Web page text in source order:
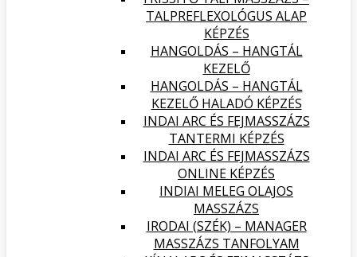
TALPREFLEXOLÓGUS ALAP
KÉPZÉS
HANGOLDÁS – HANGTÁL
KEZELŐ
HANGOLDÁS – HANGTÁL
KEZELŐ HALADÓ KÉPZÉS
INDAI ARC ÉS FEJMASSZÁZS
TANTERMI KÉPZÉS
INDAI ARC ÉS FEJMASSZÁZS
ONLINE KÉPZÉS
INDIAI MELEG OLAJOS
MASSZÁZS
IRODAI (SZÉK) – MANAGER
MASSZÁZS TANFOLYAM